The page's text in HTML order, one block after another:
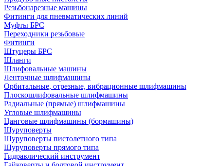
Резьбонарезные машины
Фитинги для пневматических линий
Муфты БРС
Переходники резьбовые
Фитинги
Штуцеры БРС
Шланги
Шлифовальные машины
Ленточные шлифмашины
Орбитальные, отрезные, вибрационные шлифмашины
Плоскошлифовальные шлифмашины
Радиальные (прямые) шлифмашины
Угловые шлифмашины
Цанговые шлифмашины (бормашины)
Шуруповерты
Шуруповерты пистолетного типа
Шуруповерты прямого типа
Гидравлический инструмент